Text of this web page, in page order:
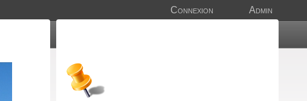
Admin
Connexion